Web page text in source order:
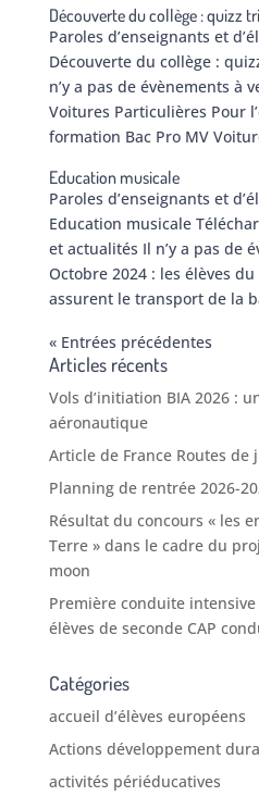
Découverte du collège : quizz
Paroles d’enseignants et
Découverte du collège :
n’y a pas de évènements à
Voitures Particulières Pour
formation Bac Pro MV
Education musicale
Paroles d’enseignants et
Education musicale
et actualités Il n’y a pas de
Octobre 2024 : les élèves
assurent le transport de la
« Entrées précédentes
Articles récents
Vols d’initiation BIA 2026 :
aéronautique
Article de France Routes de
Planning de rentrée 2026-
Résultat du concours « les
Terre » dans le cadre du
moon
Première conduite
élèves de seconde CAP
Catégories
accueil d’élèves européens
Actions développement
activités périéducatives